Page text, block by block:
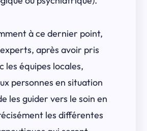
à ce dernier point,
après avoir pris
les équipes locales,
personnes en situation
les guider vers le soin en
les différentes